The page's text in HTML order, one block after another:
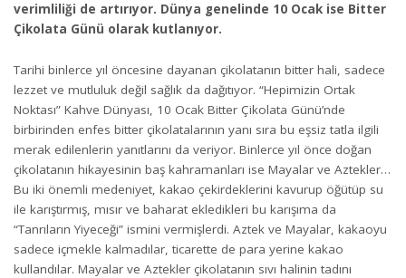
verimliliği de artırıyor. Dünya genelinde 10 Ocak ise Bitter
Çikolata Günü olarak kutlanıyor.
Tarihi binlerce yıl öncesine dayanan çikolatanın bitter hali, sadece
lezzet ve mutluluk değil sağlık da dağıtıyor. “Hepimizin Ortak
Noktası” Kahve Dünyası, 10 Ocak Bitter Çikolata Günü’nde
birbirinden enfes bitter çikolatalarının yanı sıra bu eşsiz tatla ilgili
merak edilenlerin yanıtlarını da veriyor. Binlerce yıl önce doğan
çikolatanın hikayesinin baş kahramanları ise Mayalar ve Aztekler…
Bu iki önemli medeniyet, kakao çekirdeklerini kavurup öğütüp su
ile karıştırmış, mısır ve baharat ekledikleri bu karışıma da
“Tanrıların Yiyeceği” ismini vermişlerdi. Aztek ve Mayalar, kakaoyu
sadece içmekle kalmadılar, ticarette de para yerine kakao
kullandılar. Mayalar ve Aztekler çikolatanın sıvı halinin tadını